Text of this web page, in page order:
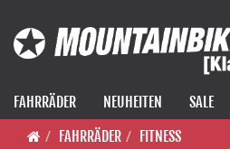
FAHRRÄDER NEUHEITEN
SALE
FAHRRÄDER
FITNESS